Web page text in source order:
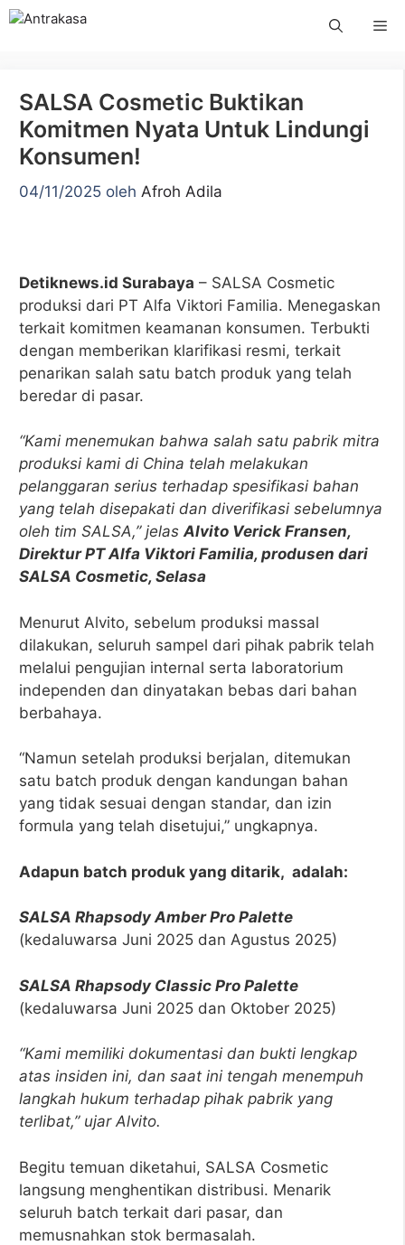
Langsung
SALSA Cosmetic Buktikan
Komitmen Nyata Untuk Lindungi
Konsumen!
04/11/2025 oleh Afroh Adila
Detiknews.id Surabaya – SALSA Cosmetic
produksi dari PT Alfa Viktori Familia. Menegaskan
terkait komitmen keamanan konsumen. Terbukti
dengan memberikan klarifikasi resmi, terkait
penarikan salah satu batch produk yang telah
beredar di pasar.
“Kami menemukan bahwa salah satu pabrik mitra
produksi kami di China telah melakukan
pelanggaran serius terhadap spesifikasi bahan
yang telah disepakati dan diverifikasi sebelumnya
oleh tim SALSA,” jelasAlvito Verick Fransen,
Direktur PT Alfa Viktori Familia, produsen dari
SALSA Cosmetic, Selasa
Menurut Alvito, sebelum produksi massal
dilakukan, seluruh sampel dari pihak pabrik telah
melalui pengujian internal serta laboratorium
independen dan dinyatakan bebas dari bahan
berbahaya.
“Namun setelah produksi berjalan, ditemukan
satu batch produk dengan kandungan bahan
yang tidak sesuai dengan standar, dan izin
formula yang telah disetujui,” ungkapnya.
Adapun batch produk yang ditarik, adalah:
SALSA Rhapsody Amber Pro Palette
(kedaluwarsa Juni 2025 dan Agustus 2025)
SALSA Rhapsody Classic Pro Palette
(kedaluwarsa Juni 2025 dan Oktober 2025)
“Kami memiliki dokumentasi dan bukti lengkap
atas insiden ini, dan saat ini tengah menempuh
langkah hukum terhadap pihak pabrik yang
terlibat,” ujar Alvito.
Begitu temuan diketahui, SALSA Cosmetic
langsung menghentikan distribusi. Menarik
seluruh batch terkait dari pasar, dan
memusnahkan stok bermasalah.